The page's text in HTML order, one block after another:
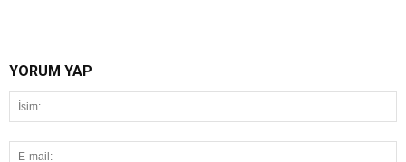
YORUM YAP